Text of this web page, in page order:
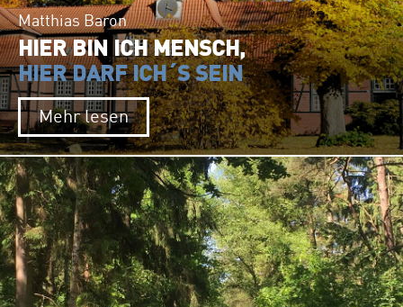
Matthias Baron
HIER BIN ICH MENSCH,
HIER DARF ICH´S SEIN
Mehr lesen